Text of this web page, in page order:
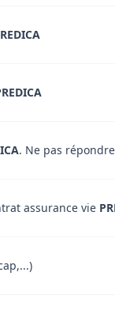
. Ne pas
assurance vie